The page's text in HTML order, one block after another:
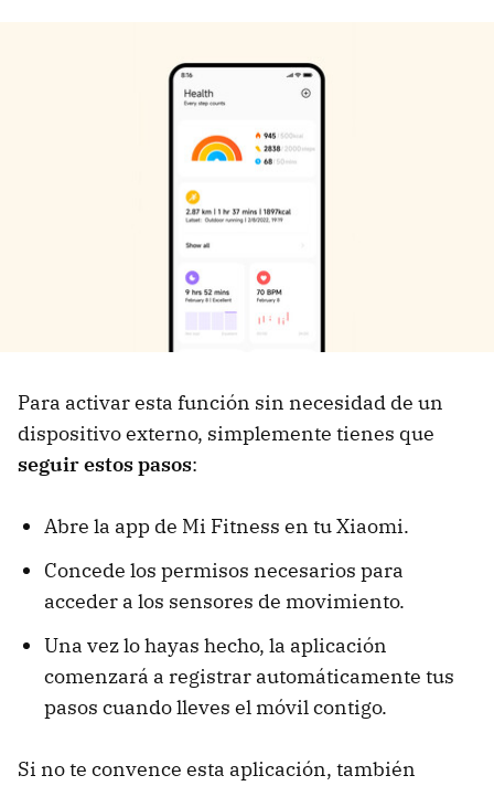
Para activar esta función sin necesidad de un
dispositivo externo, simplemente tienes que
seguir estos pasos:
Abre la app de Mi Fitness en tu Xiaomi.
Concede los permisos necesarios para
acceder a los sensores de movimiento.
Una vez lo hayas hecho, la aplicación
comenzará a registrar automáticamente tus
pasos cuando lleves el móvil contigo.
Si no te convence esta aplicación, también